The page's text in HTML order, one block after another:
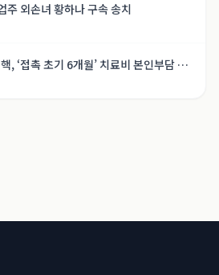
주 외손녀 황하나 구속 송치
, ‘접촉 초기 6개월’ 치료비 본인부담 면